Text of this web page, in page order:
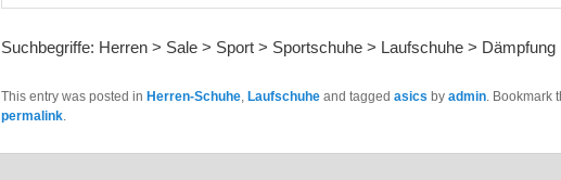
Suchbegriffe: Herren > Sale > Sport > Sportschuhe > Laufschuhe > Dämpfung
This entry was posted in Herren-Schuhe, Laufschuheand tagged asics by admin. Bookmark
permalink.